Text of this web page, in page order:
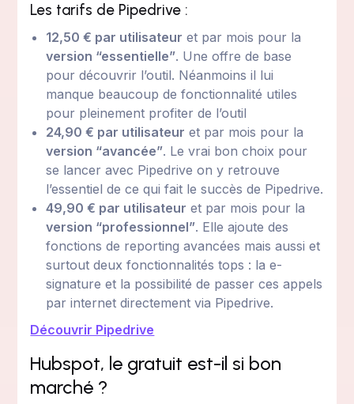
Les tarifs de Pipedrive :
12,50 € par utilisateur et par mois pour la
version “essentielle”. Une offre de base
pour découvrir l’outil. Néanmoins il lui
manque beaucoup de fonctionnalité utiles
pour pleinement profiter de l’outil
24,90 € par utilisateur et par mois pour la
version “avancée”. Le vrai bon choix pour
se lancer avec Pipedrive on y retrouve
l’essentiel de ce qui fait le succès de Pipedrive.
49,90 € par utilisateur et par mois pour la
version “professionnel”. Elle ajoute des
fonctions de reporting avancées mais aussi et
surtout deux fonctionnalités tops : la e-
signature et la possibilité de passer ces appels
par internet directement via Pipedrive.
Découvrir Pipedrive
Hubspot, le gratuit est-il si bon
marché ?